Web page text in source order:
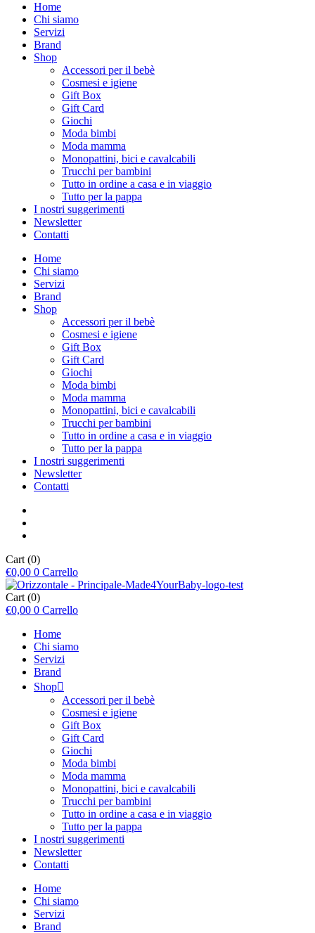
Home
Chi siamo
Servizi
Brand
Shop
Accessori per il bebè
Cosmesi e igiene
Gift Box
Gift Card
Giochi
Moda bimbi
Moda mamma
Monopattini, bici e cavalcabili
Trucchi per bambini
Tutto in ordine a casa e in viaggio
Tutto per la pappa
I nostri suggerimenti
Newsletter
Contatti
Home
Chi siamo
Servizi
Brand
Shop
Accessori per il bebè
Cosmesi e igiene
Gift Box
Gift Card
Giochi
Moda bimbi
Moda mamma
Monopattini, bici e cavalcabili
Trucchi per bambini
Tutto in ordine a casa e in viaggio
Tutto per la pappa
I nostri suggerimenti
Newsletter
Contatti
Cart (0)
€0,00 0 Carrello
Cart (0)
€0,00 0 Carrello
Home
Chi siamo
Servizi
Brand
Shop
Accessori per il bebè
Cosmesi e igiene
Gift Box
Gift Card
Giochi
Moda bimbi
Moda mamma
Monopattini, bici e cavalcabili
Trucchi per bambini
Tutto in ordine a casa e in viaggio
Tutto per la pappa
I nostri suggerimenti
Newsletter
Contatti
Home
Chi siamo
Servizi
Brand